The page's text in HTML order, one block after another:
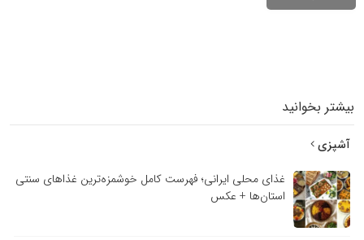
بیشتر بخوانید
آشپزی
غذای محلی ایرانی؛ فهرست کامل خوشمزه‌ترین غذاهای سنتی
استان‌ها + عکس